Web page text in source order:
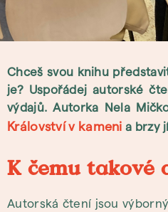
Chceš svou knihu
je? Uspořádej autorské
výdajů. Autorka Nela
Království v kameni a brzy
K čemu takové
Autorská čtení jsou